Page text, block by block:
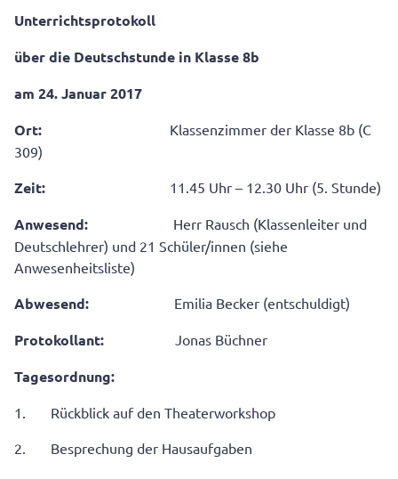
Unterrichtsprotokoll
über die Deutschstunde in Klasse 8b
am 24. Januar 2017
Ort: Klassenzimmer der Klasse 8b (C
309)
Zeit: 11.45 Uhr – 12.30 Uhr (5. Stunde)
Anwesend: Herr Rausch (Klassenleiter und
Deutschlehrer) und 21 Schüler/innen (siehe
Anwesenheitsliste)
Abwesend: Emilia Becker (entschuldigt)
Protokollant: Jonas Büchner
Tagesordnung:
1. Rückblick auf den Theaterworkshop
2. Besprechung der Hausaufgaben